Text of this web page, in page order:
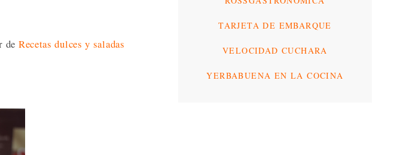
de Recetas dulces y saladas
TARJETA DE EMBARQUE
VELOCIDAD CUCHARA
YERBABUENA EN LA COCINA